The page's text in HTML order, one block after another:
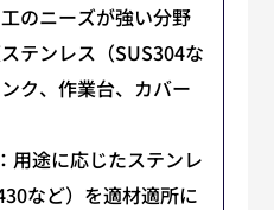
のニーズが強い分野
テンレス（SUS304な
ク、作業台、カバー
用途に応じたステンレ
など）を適材適所に